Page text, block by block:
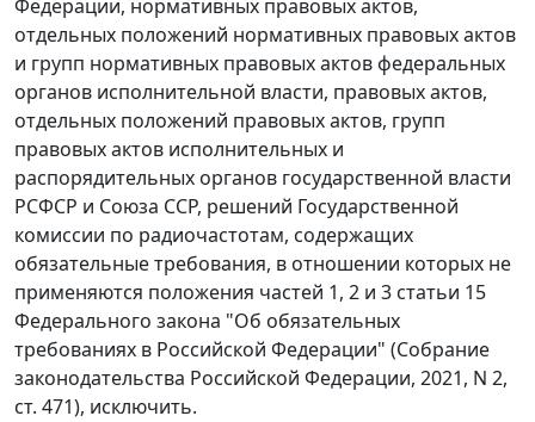
Федерации, нормативных правовых актов,
отдельных положений нормативных правовых актов
и групп нормативных правовых актов федеральных
органов исполнительной власти, правовых актов,
отдельных положений правовых актов, групп
правовых актов исполнительных и
распорядительных органов государственной власти
РСФСР и Союза ССР, решений Государственной
комиссии по радиочастотам, содержащих
обязательные требования, в отношении которых не
применяются положения частей 1, 2 и 3 статьи 15
Федерального закона "Об обязательных
требованиях в Российской Федерации" (Собрание
законодательства Российской Федерации, 2021, N 2,
ст. 471), исключить.